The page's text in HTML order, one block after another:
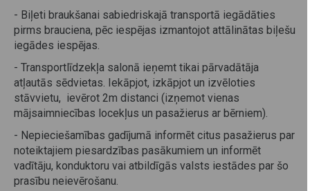
- Biļeti braukšanai sabiedriskajā transportā iegādāties
pirms brauciena, pēc iespējas izmantojot attālinātas biļešu
iegādes iespējas.
- Transportlīdzekļa salonā ieņemt tikai pārvadātāja
atļautās sēdvietas. Iekāpjot, izkāpjot un izvēloties
stāvvietu, ievērot 2m distanci (izņemot vienas
mājsaimniecības locekļus un pasažierus ar bērniem).
- Nepieciešamības gadījumā informēt citus pasažierus par
noteiktajiem piesardzības pasākumiem un informēt
vadītāju, konduktoru vai atbildīgās valsts iestādes par šo
prasību neievērošanu.